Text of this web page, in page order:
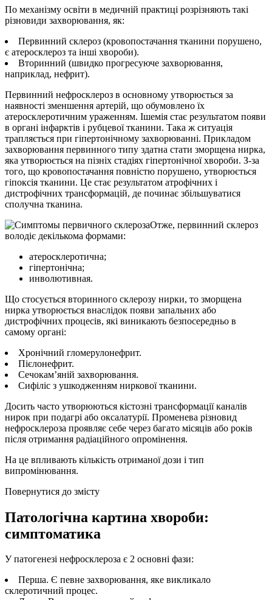
По механізму освіти в медичній практиці розрізняють такі
різновиди захворювання, як:
Первинний склероз (кровопостачання тканини порушено,
є атеросклероз та інші хвороби).
Вторинний (швидко прогресуюче захворювання,
наприклад, нефрит).
Первинний нефросклероз в основному утворюється за
наявності зменшення артерій, що обумовлено їх
атеросклеротичним ураженням. Ішемія стає результатом появи
в органі інфарктів і рубцевої тканини. Така ж ситуація
трапляється при гіпертонічному захворюванні. Прикладом
захворювання первинного типу здатна стати зморщена нирка,
яка утворюється на пізніх стадіях гіпертонічної хвороби. З-за
того, що кровопостачання повністю порушено, утворюється
гіпоксія тканини. Це стає результатом атрофічних і
дистрофічних трансформацій, де починає збільшуватися
сполучна тканина.
Отже, первинний склероз
володіє декількома формами:
атеросклеротична;
гіпертонічна;
инволютивная.
Що стосується вторинного склерозу нирки, то зморщена
нирка утворюється внаслідок появи запальних або
дистрофічних процесів, які виникають безпосередньо в
самому органі:
Хронічний гломерулонефрит.
Пієлонефрит.
Сечокам’яній захворювання.
Сифіліс з ушкодженням ниркової тканини.
Досить часто утворюються кістозні трансформації каналів
нирок при подагрі або оксалатурії. Променева різновид
нефросклероза проявляє себе через багато місяців або років
після отримання радіаційного опромінення.
На це впливають кількість отриманої дози і тип
випромінювання.
Повернутися до змісту
Патологічна картина хвороби:
симптоматика
У патогенезі нефросклероза є 2 основні фази:
Перша. Є певне захворювання, яке викликало
склеротичний процес.